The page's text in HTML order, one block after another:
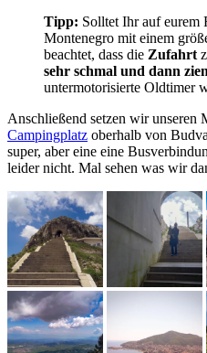
Tipp: Solltet Ihr auf eurem
Montenegro mit einem
beachtet, dass die Zufahrt
sehr schmal und dann
untermotorisierte Oldtimer
Anschließend setzen wir unseren
Campingplatz oberhalb von
super, aber eine eine
leider nicht. Mal sehen was wir